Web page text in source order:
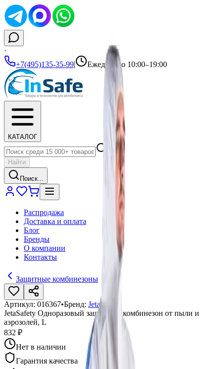
·
+7(495)135-35-99| Ежедневно 10:00–19:00
КАТАЛОГ
Найти
Поиск...
Распродажа
Доставка и оплата
Блог
Бренды
О компании
Контакты
Защитные комбинезоны
Артикул: 016367•Бренд: Jeta Pro
JetaSafety Одноразовый защитный комбинезон от пыли и
аэрозолей, L
832 ₽
Нет в наличии
Гарантия качества